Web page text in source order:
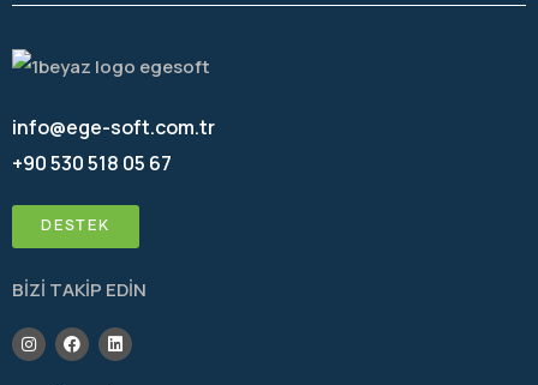
info@ege-soft.com.tr
+90 530 518 05 67
DESTEK
BİZİ TAKİP EDİN